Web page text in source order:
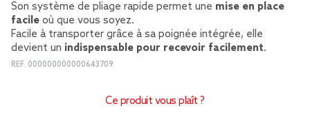
Son système de pliage rapide permet une mise en place
facile où que vous soyez.
Facile à transporter grâce à sa poignée intégrée, elle
devient un indispensable pour recevoir facilement.
REF. 000000000000643709
Ce produit vous plaît ?